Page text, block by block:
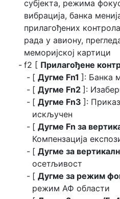
субјекта, режима
вибрација, банка
прилагођених
рада у авиону,
меморијској картици
f2 [ Прилагођене
[ Дугме Fn1 ]: Банка
[ Дугме Fn2 ]:
[ Дугме Fn3 ]:
искључен
[ Дугме Fn за
Компензација
[ Дугме за
осетљивост
[ Дугме за режим
режим АФ области